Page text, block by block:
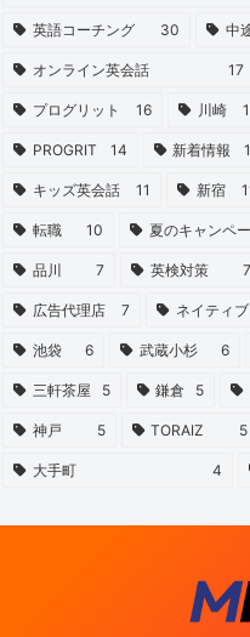
英語コーチング 30 中
オンライン英会話 17
プログリット 16 川崎
PROGRIT 14 新着情報
キッズ英会話 11 新宿
転職 10 夏のキャンペ
品川 7 英検対策 7
広告代理店 7 ネイティ
池袋 6 武蔵小杉 6
三軒茶屋 5 鎌倉 5
神戸 5 TORAIZ 5
大手町 4